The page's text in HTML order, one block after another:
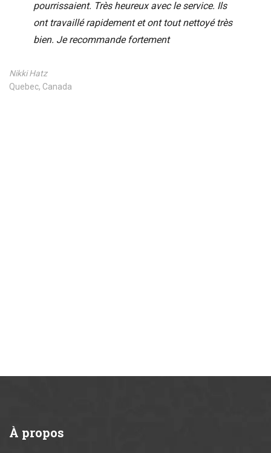
pourrissaient. Très heureux avec le service. Ils
ont travaillé rapidement et ont tout nettoyé très
bien. Je recommande fortement
Nikki Hatz
Quebec, Canada
À propos